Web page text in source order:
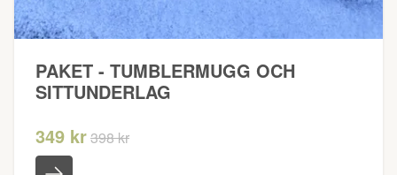
PAKET - TUMBLERMUGG OCH
SITTUNDERLAG
349 kr398 kr